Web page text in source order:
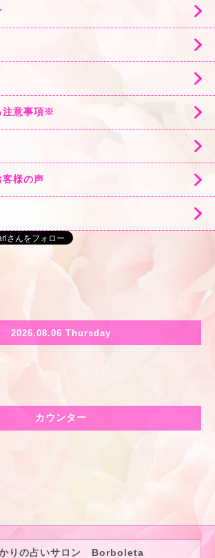
注意事項※
様の声
2026.08.06 Thursday
カウンター
りの占いサロン Borboleta